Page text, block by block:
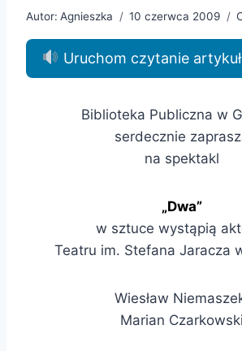
Autor: Agnieszka 10 czerwca 2009
Uruchom czytanie
Biblioteka Publiczna w
serdecznie
na spektakl
„Dwa”
w sztuce wystąpią
Teatru im. Stefana Jaracza
Wiesław
Marian Czarkowski